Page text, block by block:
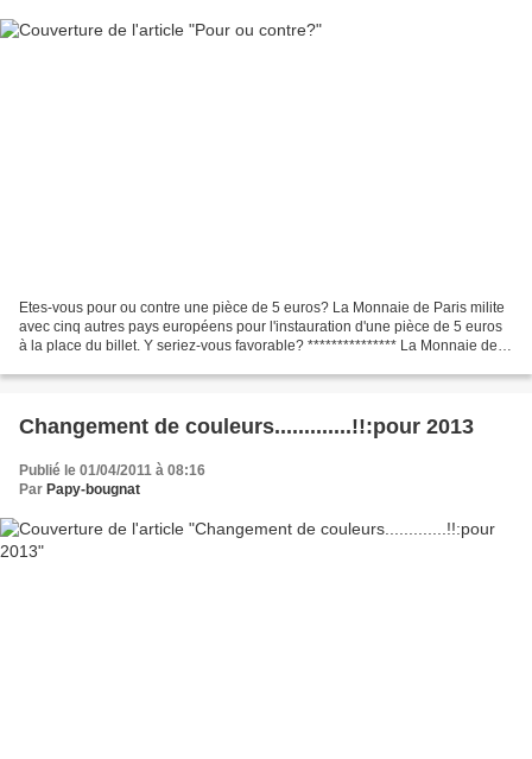
Etes-vous pour ou contre une pièce de 5 euros? La Monnaie de Paris milite
avec cinq autres pays européens pour l'instauration d'une pièce de 5 euros
à la place du billet. Y seriez-vous favorable? *************** La Monnaie de
Changement de couleurs.............!!:pour 2013
Publié le 01/04/2011 à 08:16
Par Papy-bougnat